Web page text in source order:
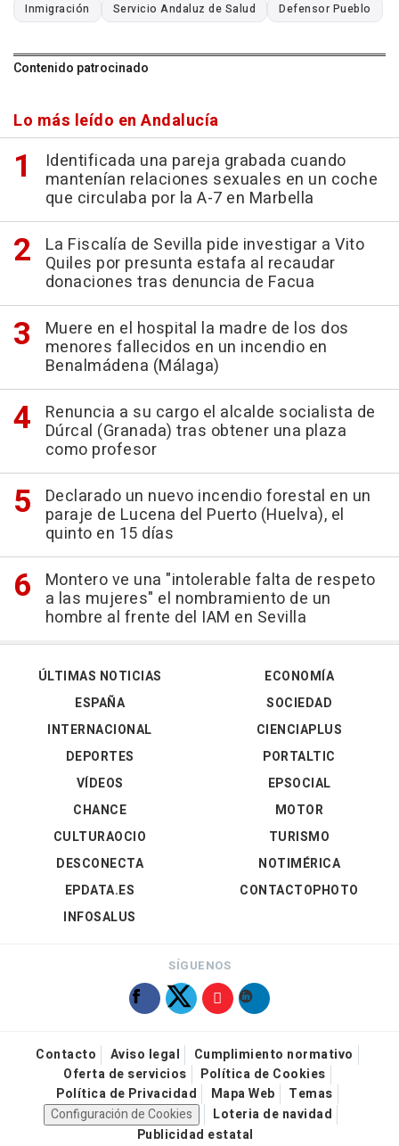
Inmigración Servicio Andaluz de Salud Defensor Pueblo
Contenido patrocinado
Lo más leído en Andalucía
Identificada una pareja grabada cuando
mantenían relaciones sexuales en un coche
que circulaba por la A-7 en Marbella
La Fiscalía de Sevilla pide investigar a Vito
Quiles por presunta estafa al recaudar
donaciones tras denuncia de Facua
Muere en el hospital la madre de los dos
menores fallecidos en un incendio en
Benalmádena (Málaga)
Renuncia a su cargo el alcalde socialista de
Dúrcal (Granada) tras obtener una plaza
como profesor
Declarado un nuevo incendio forestal en un
paraje de Lucena del Puerto (Huelva), el
quinto en 15 días
Montero ve una "intolerable falta de respeto
a las mujeres" el nombramiento de un
hombre al frente del IAM en Sevilla
ÚLTIMAS NOTICIAS
ESPAÑA
INTERNACIONAL
DEPORTES
VÍDEOS
ECONOMÍA
SOCIEDAD
CIENCIAPLUS
PORTALTIC
EPSOCIAL
CHANCE
CULTURAOCIO
DESCONECTA
EPDATA.ES
INFOSALUS
MOTOR
TURISMO
NOTIMÉRICA
CONTACTOPHOTO
SÍGUENOS
Contacto Aviso legal
Cumplimiento normativo
Oferta de servicios
Política de Cookies
Política de Privacidad
Mapa Web
Temas
Configuración de Cookies
Loteria de navidad
Publicidad estatal